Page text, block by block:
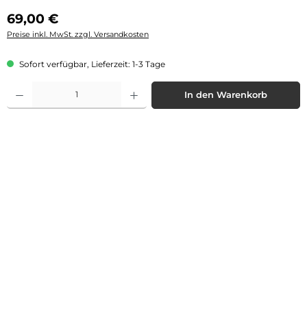
Regulärer Preis:
69,00 €
Preise inkl. MwSt. zzgl. Versandkosten
Sofort verfügbar, Lieferzeit: 1-3 Tage
Produkt Anzahl: Gib den gewünschten Wert ein oder benutze die
In den Warenkorb